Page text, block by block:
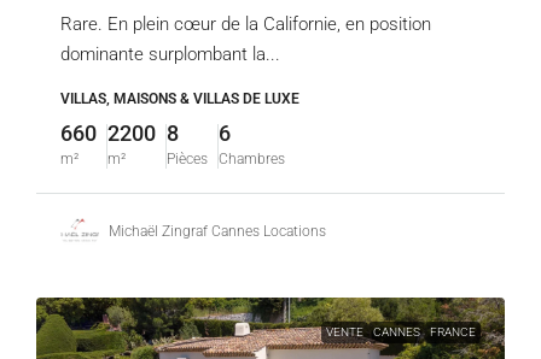
Rare. En plein cœur de la Californie, en position
dominante surplombant la...
VILLAS, MAISONS & VILLAS DE LUXE
660
m²
2200
m²
8
Pièces
6
Chambres
Michaël Zingraf Cannes Locations
VENTE CANNES FRANCE